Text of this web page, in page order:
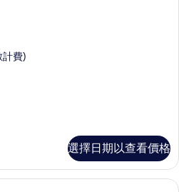
計費)
選擇日期以查看價格
迷你吧、客房內保險箱、書桌、筆電